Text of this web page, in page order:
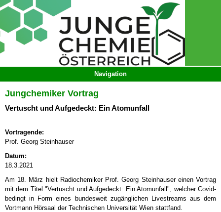
Jungchemiker Vortrag
Vertuscht und Aufgedeckt: Ein Atomunfall
Vortragende:
Prof. Georg Steinhauser
Datum:
18.3.2021
Am 18. März hielt Radiochemiker Prof. Georg Steinhauser einen Vortrag
mit dem Titel "Vertuscht und Aufgedeckt: Ein Atomunfall", welcher Covid-
bedingt in Form eines bundesweit zugänglichen Livestreams aus dem
Vortmann Hörsaal der Technischen Universität Wien stattfand.